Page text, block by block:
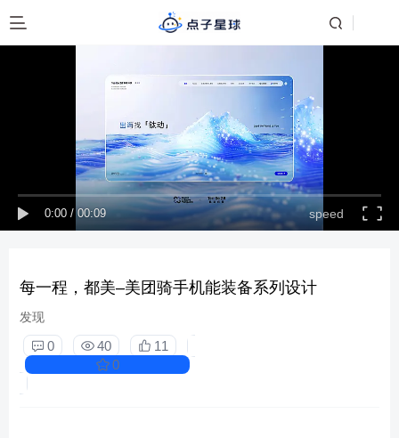
0:00 /00:09 speed
每一程，都美–美团骑手机能装备系列设计
发现
0 40
11
0